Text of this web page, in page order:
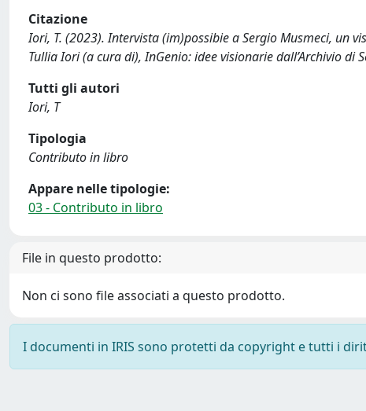
Citazione
Iori, T. (2023). Intervista (im)possibie a Sergio Musmeci, un
Tullia Iori (a cura di), InGenio: idee visionarie dall’Archivio di
Tutti gli autori
Iori, T
Tipologia
Contributo in libro
Appare nelle tipologie:
03 - Contributo in libro
File in questo prodotto:
Non ci sono file associati a questo prodotto.
I documenti in IRIS sono protetti da copyright e tutti i